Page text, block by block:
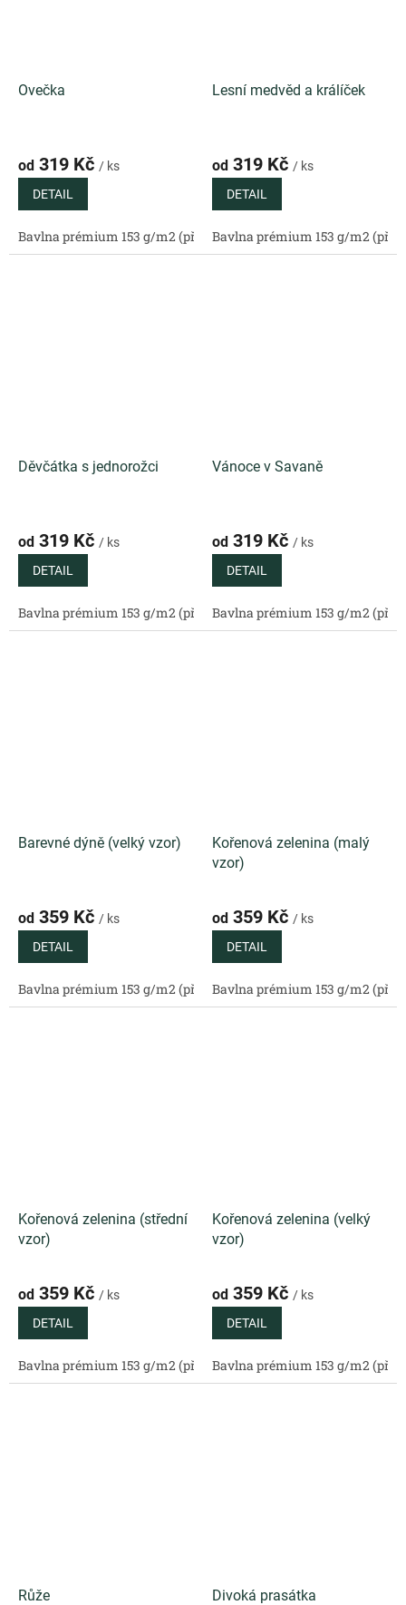
Ovečka
od 319 Kč / ks
DETAIL
Bavlna prémium 153 g/m2 (přírodní) Bavlněný satén 130 g/
Lesní medvěd a králíček
od 319 Kč / ks
DETAIL
Bavlna prémium 153 g/m2
Děvčátka s jednorožci
od 319 Kč / ks
DETAIL
Bavlna prémium 153 g/m2 (přírodní) Bavlněný satén 130 g/
Vánoce v Savaně
od 319 Kč / ks
DETAIL
Bavlna prémium 153 g/m2
Barevné dýně (velký vzor)
od 359 Kč / ks
DETAIL
Bavlna prémium 153 g/m2 (přírodní) Bavlněný satén 130 g/
Kořenová zelenina (malý
vzor)
od 359 Kč / ks
DETAIL
Bavlna prémium 153 g/m2
Kořenová zelenina (střední
vzor)
od 359 Kč / ks
DETAIL
Bavlna prémium 153 g/m2 (přírodní) Bavlněný satén 130 g/
Kořenová zelenina (velký
vzor)
od 359 Kč / ks
DETAIL
Bavlna prémium 153 g/m2
Růže Divoká prasátka